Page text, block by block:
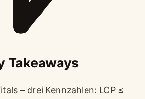
Takeaways
– drei Kennzahlen: LCP ≤